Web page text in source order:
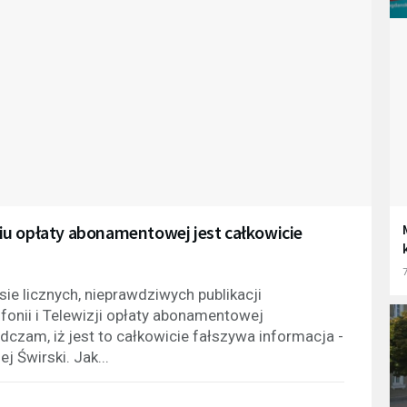
opłaty abonamentowej jest całkowicie
licznych, nieprawdziwych publikacji
i Telewizji opłaty abonamentowej
iż jest to całkowicie fałszywa informacja -
Świrski. Jak...